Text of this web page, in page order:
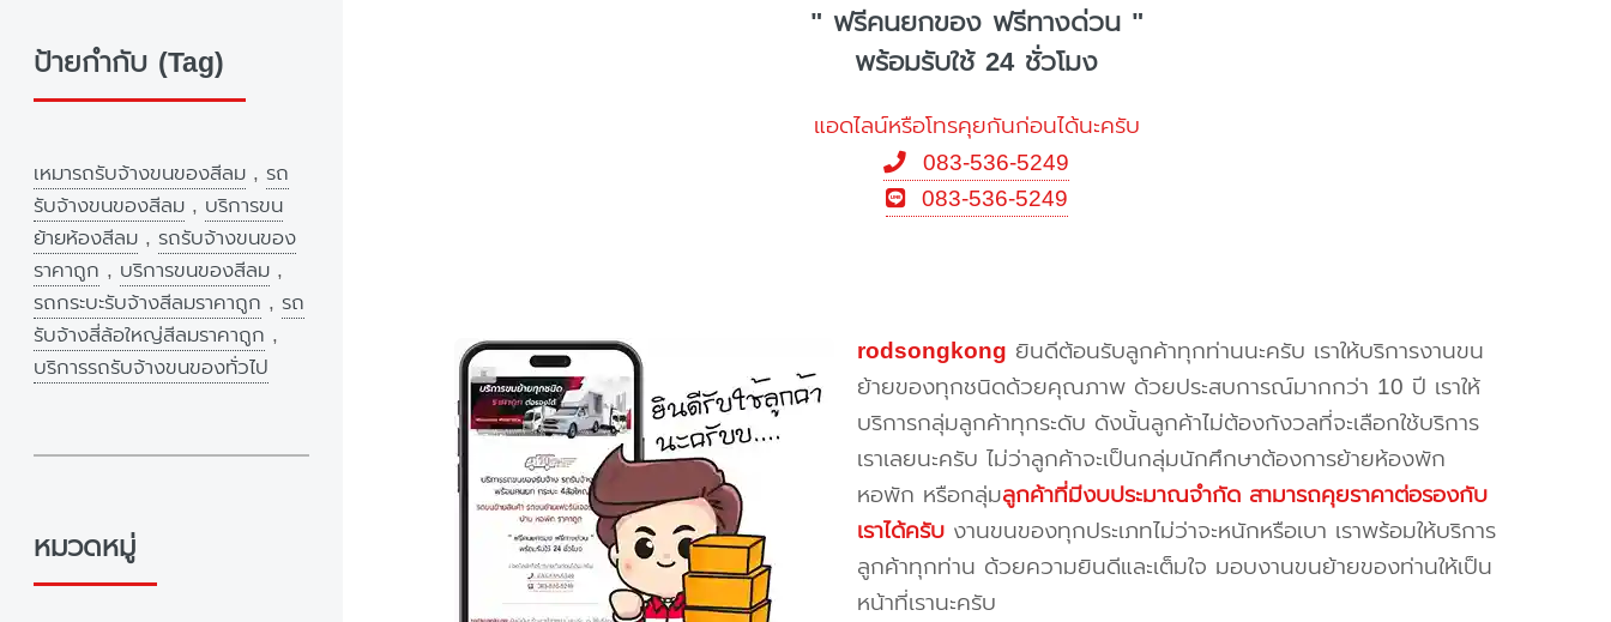
" ฟรีคนยกของ ฟรีทางด่วน "
พร้อมรับใช้ 24 ชั่วโมง
แอดไลน์หรือโทรคุยกันก่อนได้นะครับ
083-536-5249
083-536-5249
rodsongkong ยินดีต้อนรับลูกค้าทุกท่านนะครับ เราให้บริการงานขน
ย้ายของทุกชนิดด้วยคุณภาพ ด้วยประสบการณ์มากกว่า 10 ปี เราให้
บริการกลุ่มลูกค้าทุกระดับ ดังนั้นลูกค้าไม่ต้องกังวลที่จะเลือกใช้บริการ
เราเลยนะครับ ไม่ว่าลูกค้าจะเป็นกลุ่มนักศึกษาต้องการย้ายห้องพัก
หอพัก หรือกลุ่มลูกค้าที่มีงบประมาณจำกัด สามารถคุยราคาต่อรองกับ
เราได้ครับงานขนของทุกประเภทไม่ว่าจะหนักหรือเบา เราพร้อมให้บริการ
ลูกค้าทุกท่าน ด้วยความยินดีและเต็มใจ มอบงานขนย้ายของท่านให้เป็น
หน้าที่เรานะครับ
ป้ายกำกับ (Tag)
เหมารถรับจ้างขนของสีลม , รถ
รับจ้างขนของสีลม , บริการขน
ย้ายห้องสีลม , รถรับจ้างขนของ
ราคาถูก , บริการขนของสีลม ,
รถกระบะรับจ้างสีลมราคาถูก , รถ
รับจ้างสี่ล้อใหญ่สีลมราคาถูก ,
บริการรถรับจ้างขนของทั่วไป
หมวดหมู่